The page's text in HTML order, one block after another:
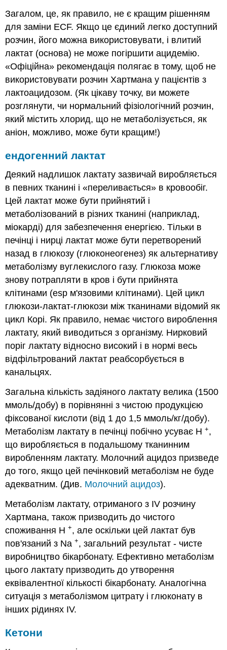
Загалом, це, як правило, не є кращим рішенням
для заміни ECF. Якщо це єдиний легко доступний
розчин, його можна використовувати, і влитий
лактат (основа) не може погіршити ацидемію.
«Офіційна» рекомендація полягає в тому, щоб не
використовувати розчин Хартмана у пацієнтів з
лактоацидозом. (Як цікаву точку, ви можете
розглянути, чи нормальний фізіологічний розчин,
який містить хлорид, що не метаболізується, як
аніон, можливо, може бути кращим!)
ендогенний лактат
Деякий надлишок лактату зазвичай виробляється
в певних тканині і «переливається» в кровообіг.
Цей лактат може бути прийнятий і
метаболізований в різних тканині (наприклад,
міокарді) для забезпечення енергією. Тільки в
печінці і нирці лактат може бути перетворений
назад в глюкозу (глюконеогенез) як альтернативу
метаболізму вуглекислого газу. Глюкоза може
знову потрапляти в кров і бути прийнята
клітинами (esp м'язовими клітинами). Цей цикл
глюкози-лактат-глюкози між тканинами відомий як
цикл Корі. Як правило, немає чистого вироблення
лактату, який виводиться з організму. Нирковий
поріг лактату відносно високий і в нормі весь
відфільтрований лактат реабсорбується в
канальцях.
Загальна кількість задіяного лактату велика (1500
ммоль/добу) в порівнянні з чистою продукцією
фіксованої кислоти (від 1 до 1,5 ммоль/кг/добу).
Метаболізм лактату в печінці побічно усуває Н+,
що виробляється в подальшому тканинним
виробленням лактату. Молочний ацидоз призведе
до того, якщо цей печінковий метаболізм не буде
адекватним. (Див. Молочний ацидоз).
Метаболізм лактату, отриманого з IV розчину
Хартмана, також призводить до чистого
споживання H+, але оскільки цей лактат був
пов'язаний з Na+, загальний результат - чисте
виробництво бікарбонату. Ефективно метаболізм
цього лактату призводить до утворення
еквівалентної кількості бікарбонату. Аналогічна
ситуація з метаболізмом цитрату і глюконату в
інших рідинях IV.
Кетони